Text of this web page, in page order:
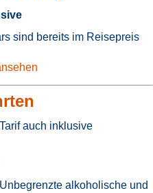
sind bereits im Reisepreis
auch inklusive
alkoholische und